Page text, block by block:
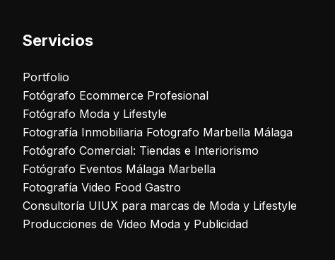
Servicios
Portfolio
Fotógrafo Ecommerce Profesional
Fotógrafo Moda y Lifestyle
Fotografía Inmobiliaria Fotografo Marbella Málaga
Fotógrafo Comercial: Tiendas e Interiorismo
Fotógrafo Eventos Málaga Marbella
Fotografía Video Food Gastro
Consultoría UIUX para marcas de Moda y Lifestyle
Producciones de Video Moda y Publicidad